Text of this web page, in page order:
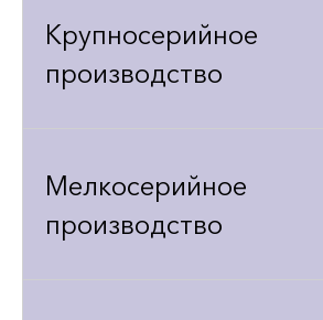
Крупносерийное
производство
Мелкосерийное
производство